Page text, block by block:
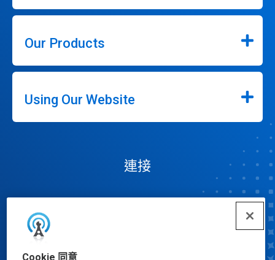
Cookie 同意
Our Products
Using Our Website
連接